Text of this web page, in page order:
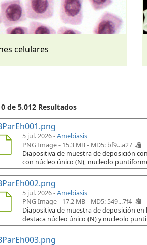
celulares
de 5.012 Resultados
5 jul. 2026 -Amebiasis
PNG Image - 15.3 MB - MD5: bf9...a27
Diapositiva de muestra de deposición
con núcleo único (N), nucleolo
5 jul. 2026 -Amebiasis
PNG Image - 17.2 MB - MD5: 549...7f4
Diapositiva de muestra de deposición
destaca núcleo único (N) y nucleolo